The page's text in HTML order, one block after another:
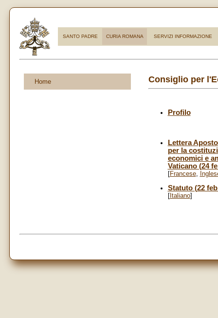
SANTO PADRE CURIA ROMANA SERVIZI INFORMAZIONE
Home Consiglio per
Profilo
Lettera
per la
economici e
Vaticano (24
[Francese,
Statuto (22
[Italiano]